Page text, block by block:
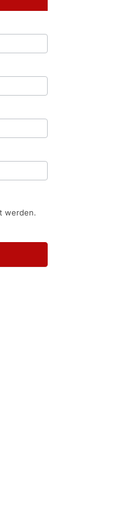
werden.